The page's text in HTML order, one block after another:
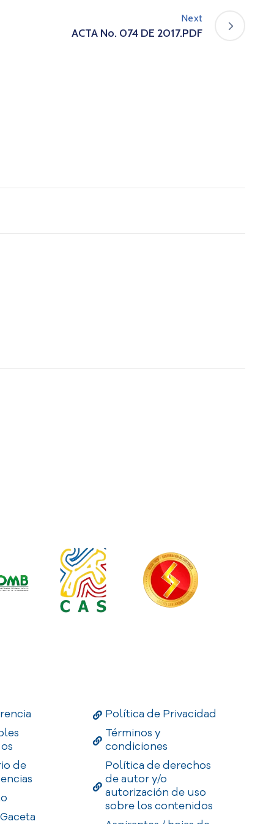
Next
ACTA No. 074 DE 2017.PDF
de
Política de Privacidad
Términos y
condiciones
Política de derechos
de autor y/o
autorización de uso
sobre los contenidos